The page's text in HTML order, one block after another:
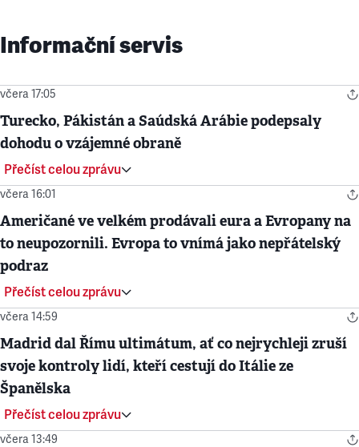
Informační servis
včera 17:05
Turecko, Pákistán a Saúdská Arábie podepsaly
dohodu o vzájemné obraně
Přečíst celou zprávu
včera 16:01
Američané ve velkém prodávali eura a Evropany na
to neupozornili. Evropa to vnímá jako nepřátelský
podraz
Přečíst celou zprávu
včera 14:59
Madrid dal Římu ultimátum, ať co nejrychleji zruší
svoje kontroly lidí, kteří cestují do Itálie ze
Španělska
Přečíst celou zprávu
včera 13:49